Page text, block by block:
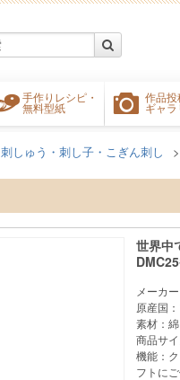
手作りレシピ・
無料型紙
作品投
ギャラ
刺しゅう・刺し子・こぎん刺し
世界中
メーカ
原産国
素材：
商品サ
機能：
フトに